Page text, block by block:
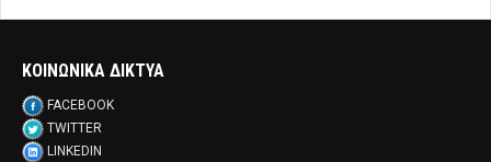
ΚΟΙΝΩΝΙΚΑ ΔΙΚΤΥΑ
FACEBOOK
TWITTER
LINKEDIN